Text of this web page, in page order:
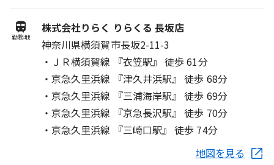
勤務地
株式会社りらく りらくる 長坂店
神奈川県横須賀市長坂2-11-3
・ＪＲ横須賀線 『衣笠駅』 徒歩 61分
・京急久里浜線 『津久井浜駅』 徒歩 68分
・京急久里浜線 『三浦海岸駅』 徒歩 69分
・京急久里浜線 『京急長沢駅』 徒歩 70分
・京急久里浜線 『三崎口駅』 徒歩 74分
地図を見る